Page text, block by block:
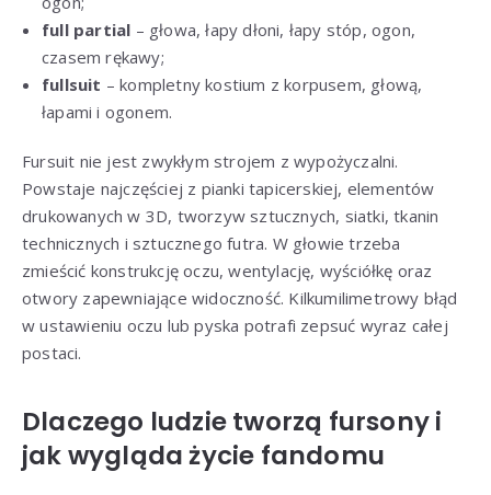
full partial – głowa, łapy dłoni, łapy stóp, ogon,
czasem rękawy;
fullsuit – kompletny kostium z korpusem, głową,
łapami i ogonem.
Fursuit nie jest zwykłym strojem z wypożyczalni.
Powstaje najczęściej z pianki tapicerskiej, elementów
drukowanych w 3D, tworzyw sztucznych, siatki, tkanin
technicznych i sztucznego futra. W głowie trzeba
zmieścić konstrukcję oczu, wentylację, wyściółkę oraz
otwory zapewniające widoczność. Kilkumilimetrowy błąd
w ustawieniu oczu lub pyska potrafi zepsuć wyraz całej
postaci.
Dlaczego ludzie tworzą fursony i
jak wygląda życie fandomu